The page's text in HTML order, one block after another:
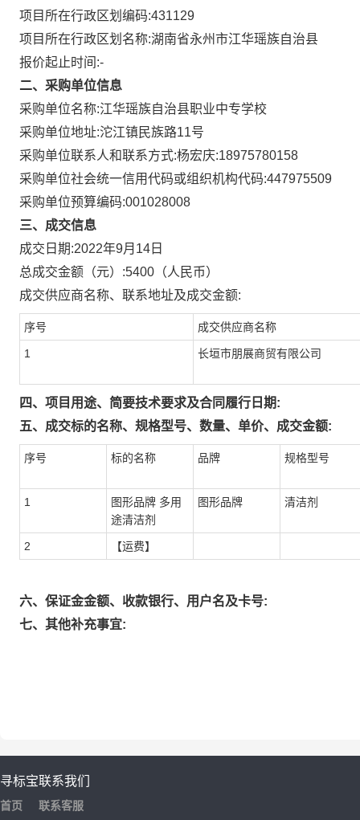
项目所在行政区划编码:431129
项目所在行政区划名称:湖南省永州市江华瑶族自治县
报价起止时间:-
二、采购单位信息
采购单位名称:江华瑶族自治县职业中专学校
采购单位地址:沱江镇民族路11号
采购单位联系人和联系方式:杨宏庆:18975780158
采购单位社会统一信用代码或组织机构代码:447975509
采购单位预算编码:001028008
三、成交信息
成交日期:2022年9月14日
总成交金额（元）:5400 （人民币）
成交供应商名称、联系地址及成交金额:
序号 成交供应商名称
1 长垣市朋展商贸有限公司
四、项目用途、简要技术要求及合同履行日期:
五、成交标的名称、规格型号、数量、单价、成交金额:
序号 标的名称 品牌 规格型号
1
图形品牌 多用
途清洁剂
图形品牌 清洁剂
2 【运费】
六、保证金金额、收款银行、用户名及卡号:
七、其他补充事宜:
寻标宝
首页
联系我们
联系客服